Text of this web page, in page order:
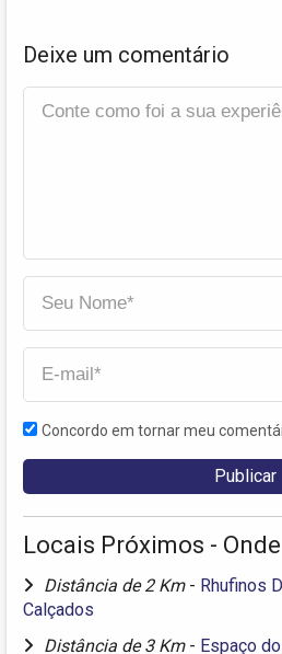
Deixe um comentário
Concordo em tornar meu
Locais Próximos -
Distância de 2 Km - Rhufinos
Calçados
Distância de 3 Km - Espaço